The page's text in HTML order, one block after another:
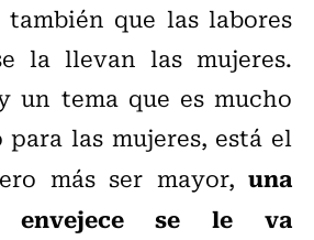
también que las labores
la llevan las mujeres.
un tema que es mucho
para las mujeres, está el
más ser mayor, una
envejece se le va